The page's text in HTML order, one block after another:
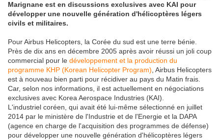
Marignane est en discussions exclusives avec KAI pour
développer une nouvelle génération d'hélicoptères légers
civils et militaires.
Pour Airbus Helicopters, la Corée du sud est une terre bénie.
Près de dix ans en décembre 2005 après avoir réussi un joli coup
commercial pour le développement et la production du
programme KHP (Korean Helicopter Program) , Airbus Helicopters
est à nouveau bien parti pour récidiver au pays du Matin frais.
Car, selon nos informations, il est actuellement en négociations
exclusives avec Korea Aerospace Industries (KAI).
L'industriel coréen, qui avait été lui-même sélectionné en juillet
2014 par le ministère de l'Industrie et de l'Energie et la DAPA
(agence en charge de l'acquisition des programmes de défense)
pour développer une nouvelle génération d'hélicoptères légers